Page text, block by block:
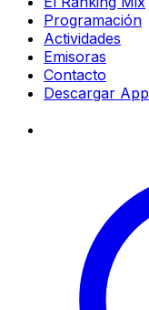
Programación
Actividades
Emisoras
Contacto
Descargar App